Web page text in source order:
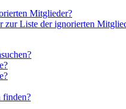
Mitglieder?
Liste der ignorierten
finden?